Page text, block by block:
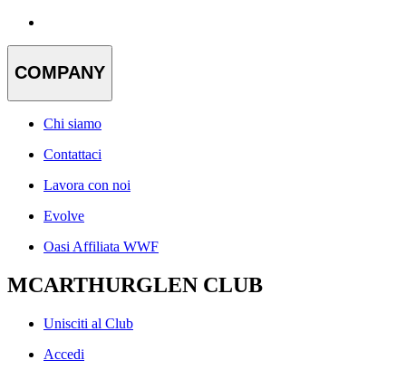
COMPANY
Chi siamo
Contattaci
Lavora con noi
Evolve
Oasi Affiliata WWF
MCARTHURGLEN CLUB
Unisciti al Club
Accedi